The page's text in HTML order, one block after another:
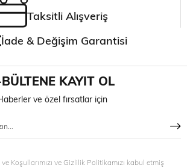
Taksitli Alışveriş
İade & Değişim Garantisi
KAYIT OL
ve özel fırsatlar için
Koşullarımızı ve Gizlilik Politikamızı kabul etmiş